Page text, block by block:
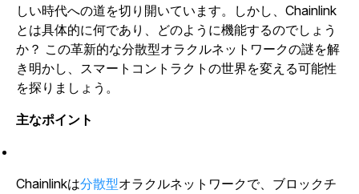
しい時代への道を切り開いています。しかし、Chainlink
とは具体的に何であり、どのように機能するのでしょう
か？ この革新的な分散型オラクルネットワークの謎を解
き明かし、スマートコントラクトの世界を変える可能性
を探りましょう。
主なポイント
Chainlinkは分散型オラクルネットワークで、ブロックチ